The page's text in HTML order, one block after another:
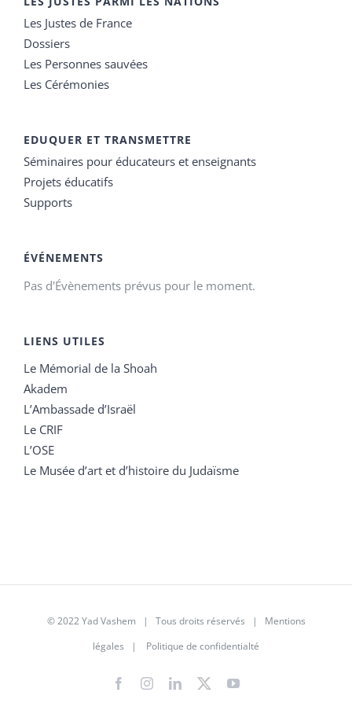
Les Justes de France
Dossiers
Les Personnes sauvées
Les Cérémonies
EDUQUER ET TRANSMETTRE
Séminaires pour éducateurs et enseignants
Projets éducatifs
Supports
ÉVÉNEMENTS
Pas d'Évènements prévus pour le moment.
LIENS UTILES
Le Mémorial de la Shoah
Akadem
L’Ambassade d’Israël
Le CRIF
L’OSE
Le Musée d’art et d’histoire du Judaïsme
© 2022 Yad Vashem | Tous droits réservés | Mentions
légales | Politique de confidentialté
FacebookInstagramLinkedIn
X YouTube